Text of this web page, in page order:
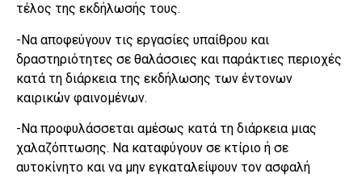
τέλος της εκδήλωσής τους.
-Να αποφεύγουν τις εργασίες υπαίθρου και
δραστηριότητες σε θαλάσσιες και παράκτιες περιοχές
κατά τη διάρκεια της εκδήλωσης των έντονων
καιρικών φαινομένων.
-Να προφυλάσσεται αμέσως κατά τη διάρκεια μιας
χαλαζόπτωσης. Να καταφύγουν σε κτίριο ή σε
αυτοκίνητο και να μην εγκαταλείψουν τον ασφαλή